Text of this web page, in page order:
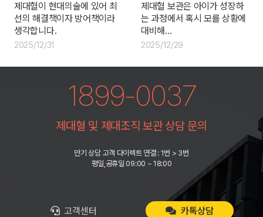
제대혈이 현대의술에 있어 최
선의 해결책이자 방어책이라
생각합니다.
2025/12/31
제대혈 보관은 아이가 성장하
는 과정에서 혹시 모를 상황에
대비해…
2025/12/29
1899-0037
제대혈 및 제대조직 보관 상담 문의
만기 상담 고객 다이렉트 연결 : 1번 > 3번
평일,공휴일 09:00 ~ 18:00
고객센터 카톡상담